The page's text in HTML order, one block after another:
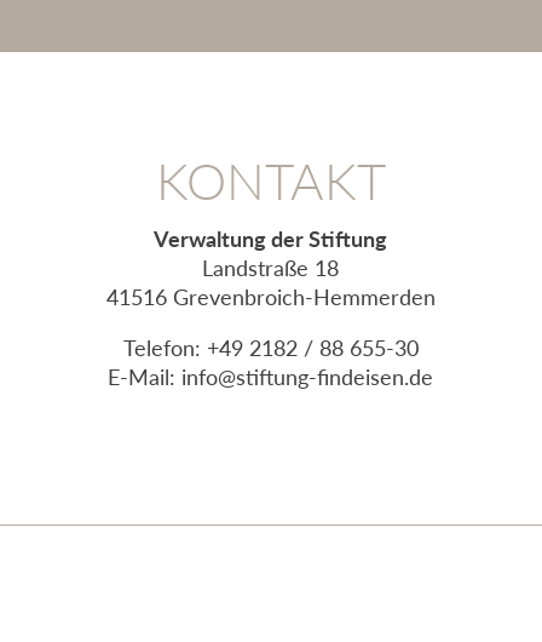
KONTAKT
Verwaltung der Stiftung
Landstraße 18
41516 Grevenbroich-Hemmerden
Telefon: +49 2182 / 88 655-30
E-Mail: info@stiftung-findeisen.de